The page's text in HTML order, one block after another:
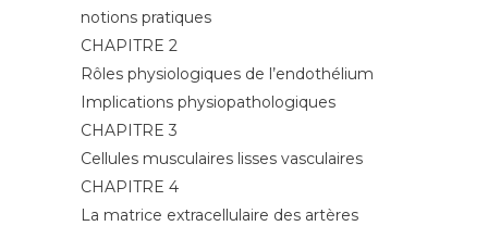
notions pratiques
CHAPITRE 2
Rôles physiologiques de l’endothélium
Implications physiopathologiques
CHAPITRE 3
Cellules musculaires lisses vasculaires
CHAPITRE 4
La matrice extracellulaire des artères